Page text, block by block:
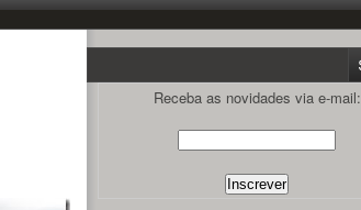
Receba as novidades via e-mail: